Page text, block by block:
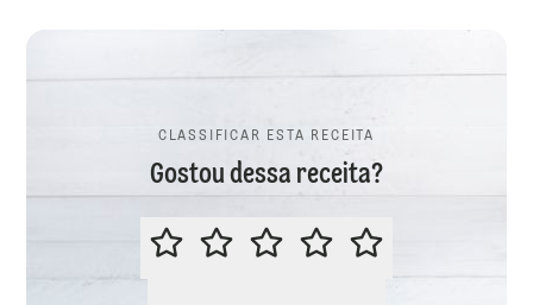
CLASSIFICAR ESTA RECEITA
Gostou dessa receita?
CLASSIFICAR ESTA RECEITA